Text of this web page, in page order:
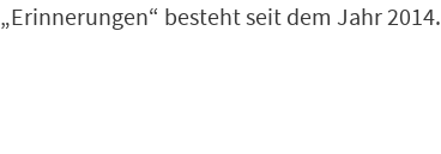
„Erinnerungen“ besteht seit dem Jahr 2014.